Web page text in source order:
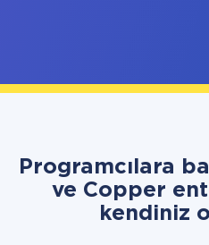
Programcılara
ve Copper
kendiniz